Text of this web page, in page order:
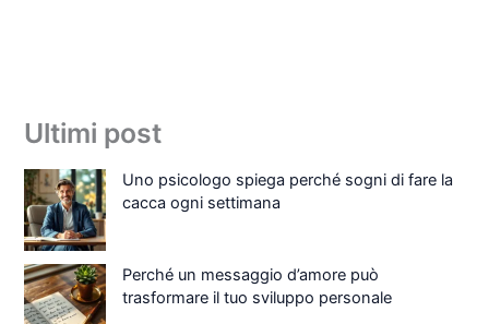
Ultimi post
Uno psicologo spiega perché sogni di fare la
cacca ogni settimana
Perché un messaggio d’amore può
trasformare il tuo sviluppo personale